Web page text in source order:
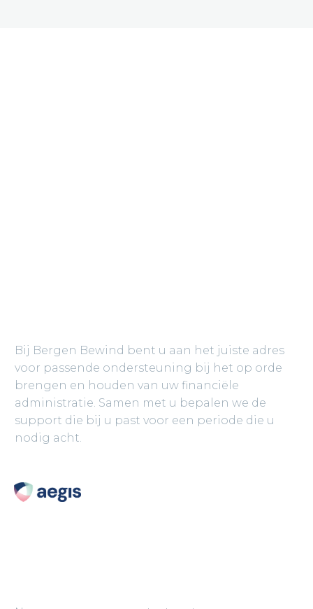
Bij Bergen Bewind bent u aan het juiste adres
voor passende ondersteuning bij het op orde
brengen en houden van uw financiële
administratie. Samen met u bepalen we de
support die bij u past voor een periode die u
nodig acht.